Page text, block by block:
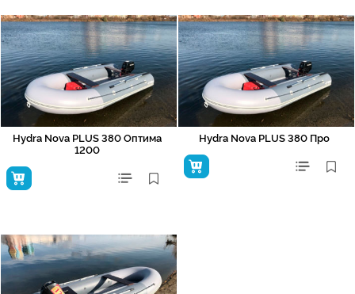
Hydra Nova PLUS 380 Оптима
1200
Hydra Nova PLUS 380 Про